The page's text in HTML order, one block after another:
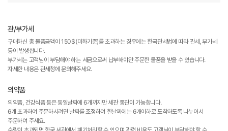
관/부가세
구매하신 총 물품금액이 150$(미화기준)를 초과하는 경우에는 한국관세법에 따라 관세, 부가세
등이 발생합니다.
부가세는 고객님이 부담해야 하는 세금으로써 납부해야만 주문한 물품을 받을 수 있습니다.
자세한 내용은 관세청에 문의해주세요.
의약품
의약품, 건강식품 등은 동일날짜에 6개까지만 세관 통관이 가능합니다.
6개 초과하여 주문하시려면 날짜를 조정하여 한날짜에는 6개이하로 도착하도록 나누어서
주문하여 주세요.